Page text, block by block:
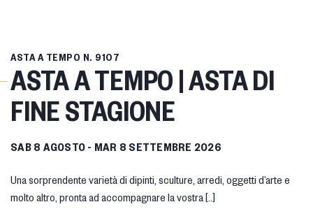
ASTA A TEMPO N. 9107
ASTA A TEMPO | ASTA DI
FINE STAGIONE
SAB8 AGOSTO - MAR 8 SETTEMBRE 2026
Una sorprendente varietà di dipinti, sculture, arredi, oggetti d’arte e
molto altro, pronta ad accompagnare la vostra [..]